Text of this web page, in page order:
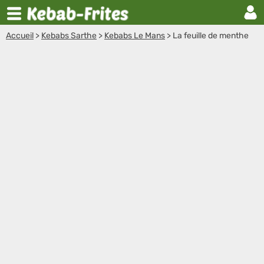
Accueil > Kebabs Sarthe > Kebabs Le Mans > La feuille de menthe